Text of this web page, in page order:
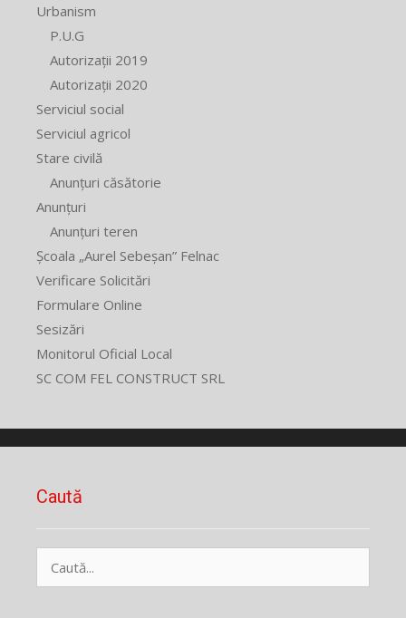
Urbanism
P.U.G
Autorizații 2019
Autorizații 2020
Serviciul social
Serviciul agricol
Stare civilă
Anunțuri căsătorie
Anunțuri
Anunțuri teren
Școala „Aurel Sebeșan” Felnac
Verificare Solicitări
Formulare Online
Sesizări
Monitorul Oficial Local
SC COM FEL CONSTRUCT SRL
Caută
după: